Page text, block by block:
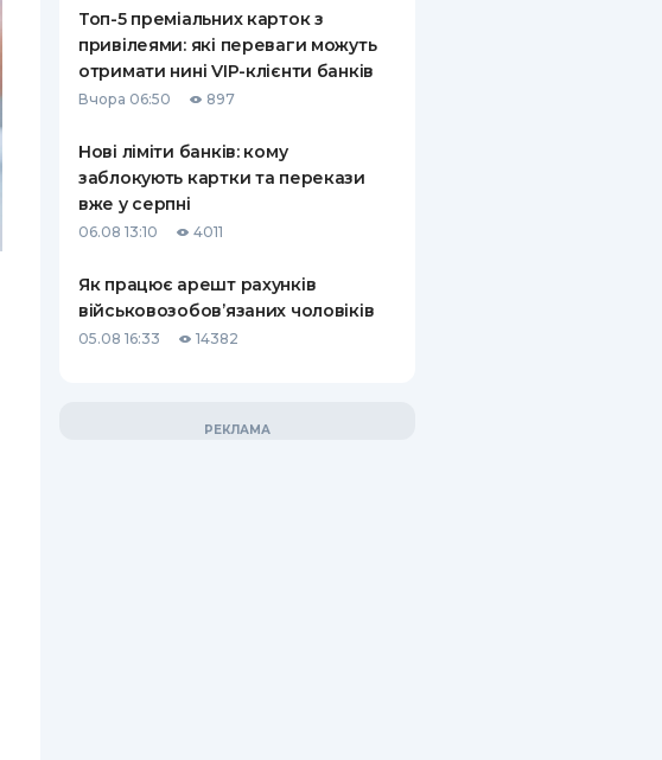
Топ-5 преміальних карток з
привілеями: які переваги можуть
отримати нині VIP-клієнти банків
Вчора 06:50 897
Нові ліміти банків: кому
заблокують картки та перекази
вже у серпні
06.08 13:10 4011
Як працює арешт рахунків
військовозобов’язаних чоловіків
05.08 16:33 14382